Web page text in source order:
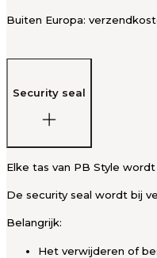
Buiten Europa:
Security seal
Elke tas van PB Style
De security seal wordt bij
Belangrijk:
Het verwijderen of